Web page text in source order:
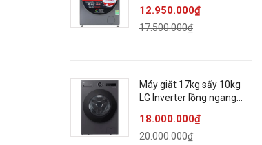
T25BZP140MWV(MG)
12.950.000₫
17.500.000₫
Máy giặt 17kg sấy 10kg
LG Inverter lồng ngang
18.000.000₫
20.000.000₫